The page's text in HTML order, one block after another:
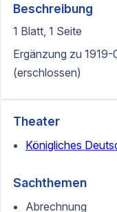
Beschreibung
1 Blatt, 1 Seite
Ergänzung zu
(erschlossen)
Theater
Königliches
Sachthemen
Abrechnung